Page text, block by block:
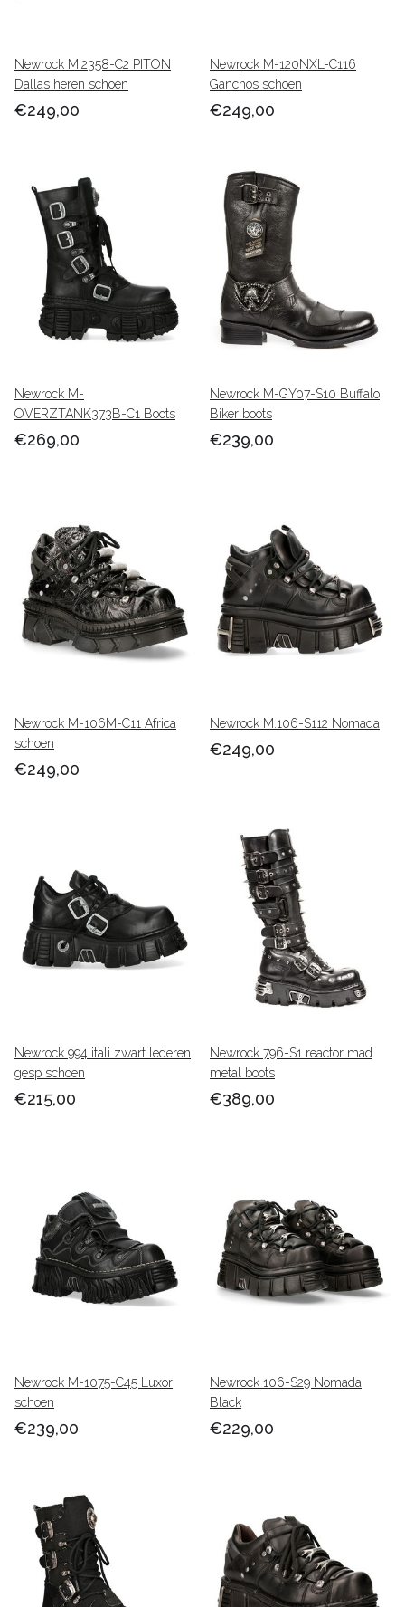
Newrock M.2358-C2 PITON
Dallas heren schoen
€249,00
Newrock M-120NXL-C116
Ganchos schoen
€249,00
Newrock M-
OVERZTANK373B-C1 Boots
€269,00
Newrock M-GY07-S10 Buffalo
Biker boots
€239,00
Newrock M-106M-C11 Africa
schoen
€249,00
Newrock M.106-S112 Nomada
€249,00
Newrock 994 itali zwart lederen
gesp schoen
€215,00
Newrock 796-S1 reactor mad
metal boots
€389,00
Newrock M-1075-C45 Luxor
schoen
€239,00
Newrock 106-S29 Nomada
Black
€229,00